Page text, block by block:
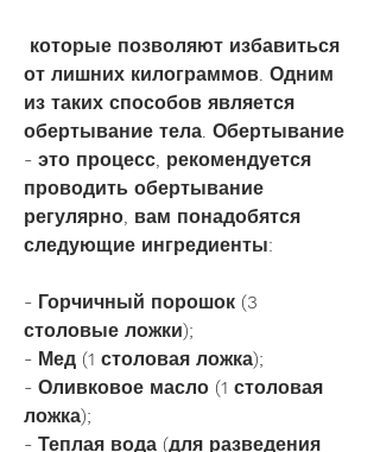
от лишних килограммов. Одним
из таких способов является
обертывание тела. Обертывание
- это процесс, рекомендуется
проводить обертывание
регулярно, вам понадобятся
следующие ингредиенты:
- Горчичный порошок (3
столовые ложки);
- Мед (1 столовая ложка);
- Оливковое масло (1 столовая
ложка);
- Теплая вода (для разведения